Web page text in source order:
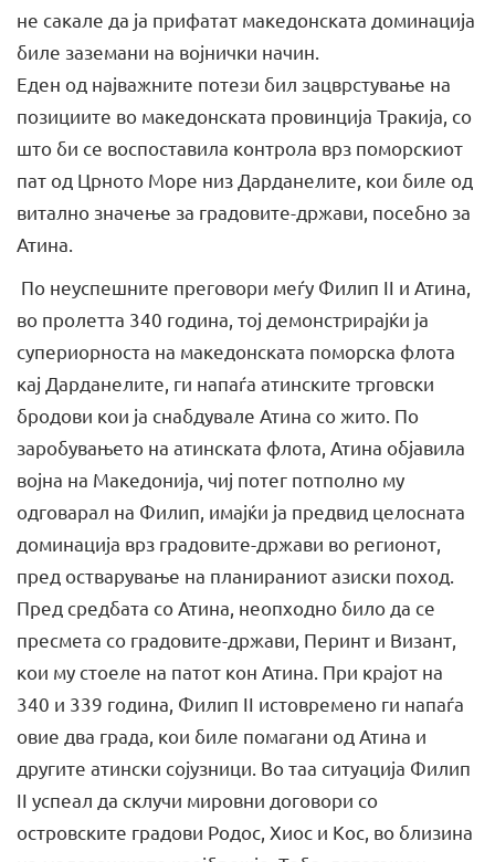
не сакале да ја прифатат македонската доминација
биле заземани на војнички начин.
Еден од најважните потези бил зацврстување на
позициите во македонската провинција Тракија, со
што би се воспоставила контрола врз поморскиот
пат од Црното Море низ Дарданелите, кои биле од
витално значење за градовите-држави, посебно за
Атина.
По неуспешните преговори меѓу Филип II и Атина,
во пролетта 340 година, тој демонстрирајќи ја
супериорноста на македонската поморска флота
кај Дарданелите, ги напаѓа атинските трговски
бродови кои ја снабдувале Атина со жито. По
заробувањето на атинската флота, Атина објавила
војна на Македонија, чиј потег потполно му
одговарал на Филип, имајќи ја предвид целосната
доминација врз градовите-држави во регионот,
пред остварување на планираниот азиски поход.
Пред средбата со Атина, неопходно било да се
пресмета со градовите-држави, Перинт и Визант,
кои му стоеле на патот кон Атина. При крајот на
340 и 339 година, Филип II истовремено ги напаѓа
овие два града, кои биле помагани од Атина и
другите атински сојузници. Во таа ситуација Филип
II успеал да склучи мировни договори со
островските градови Родос, Хиос и Кос, во близина